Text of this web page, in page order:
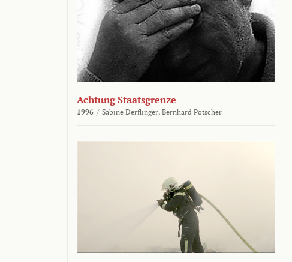
Achtung Staatsgrenze
1996 / Sabine Derflinger, Bernhard Pötscher